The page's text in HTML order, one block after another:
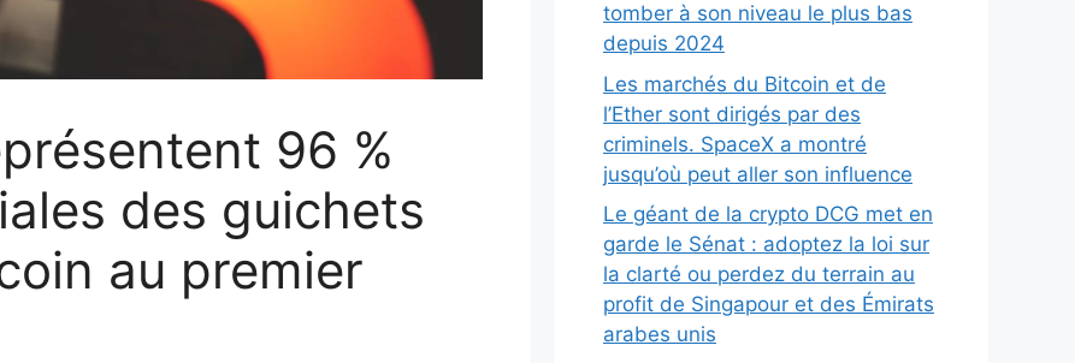
96 %
des guichets
au premier
tomber à son niveau le plus bas
depuis 2024
Les marchés du Bitcoin et de
l’Ether sont dirigés par des
criminels. SpaceX a montré
jusqu’où peut aller son influence
Le géant de la crypto DCG met en
garde le Sénat : adoptez la loi sur
la clarté ou perdez du terrain au
profit de Singapour et des Émirats
arabes unis